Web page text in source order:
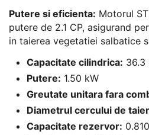
Putere si eficienta: Motorul
putere de 2.1 CP, asigurand
in taierea vegetatiei salbatice
Capacitate cilindrica: 36.3
Putere: 1.50 kW
Greutate unitara fara
Diametrul cercului de
Capacitate rezervor: